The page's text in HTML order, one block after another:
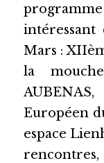
Mars :
la
Européen
espace
rencontres,